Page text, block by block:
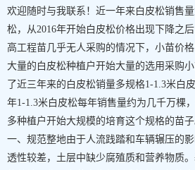
欢迎随时与我联系！近一年来白皮松销售
松，从2016年开始白皮松价格出现下降之
高工程苗几乎无人采购的情况下，小苗价
大量的白皮松种植户开始大量的选用采购
了近三年来的白皮松销量多规格1-1.3米白
年1-1.3米白皮松每年销售量约为几千万棵
多种植户开始大规模的培育这个规格的苗
一、规范整地由于人流践踏和车辆辗压的
透性较差，土层中缺少腐殖质和营养物质